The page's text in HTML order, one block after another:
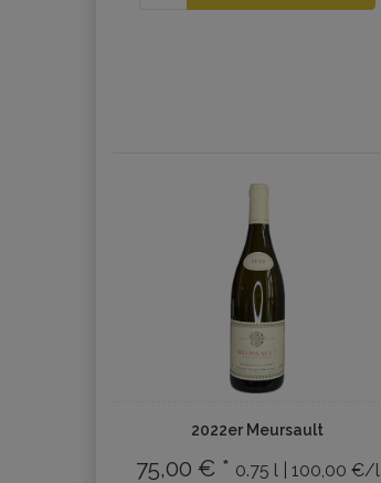
2022er Meursault
75,00 € * 0.75 l | 100,00 €/l